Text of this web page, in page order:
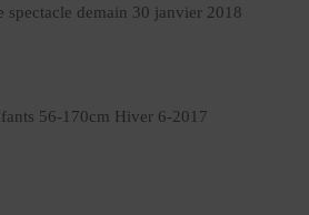
spectacle demain 30 janvier 2018
56-170cm Hiver 6-2017